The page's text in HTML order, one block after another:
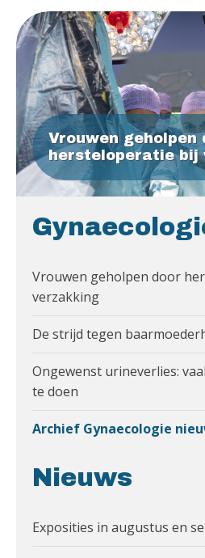
Vrouwen geholpen
hersteloperatie bij
Vrouwen geholpen door
verzakking
De strijd tegen
Ongewenst urineverlies:
te doen
Archief Gynaecologie
Nieuws
Exposities in augustus en